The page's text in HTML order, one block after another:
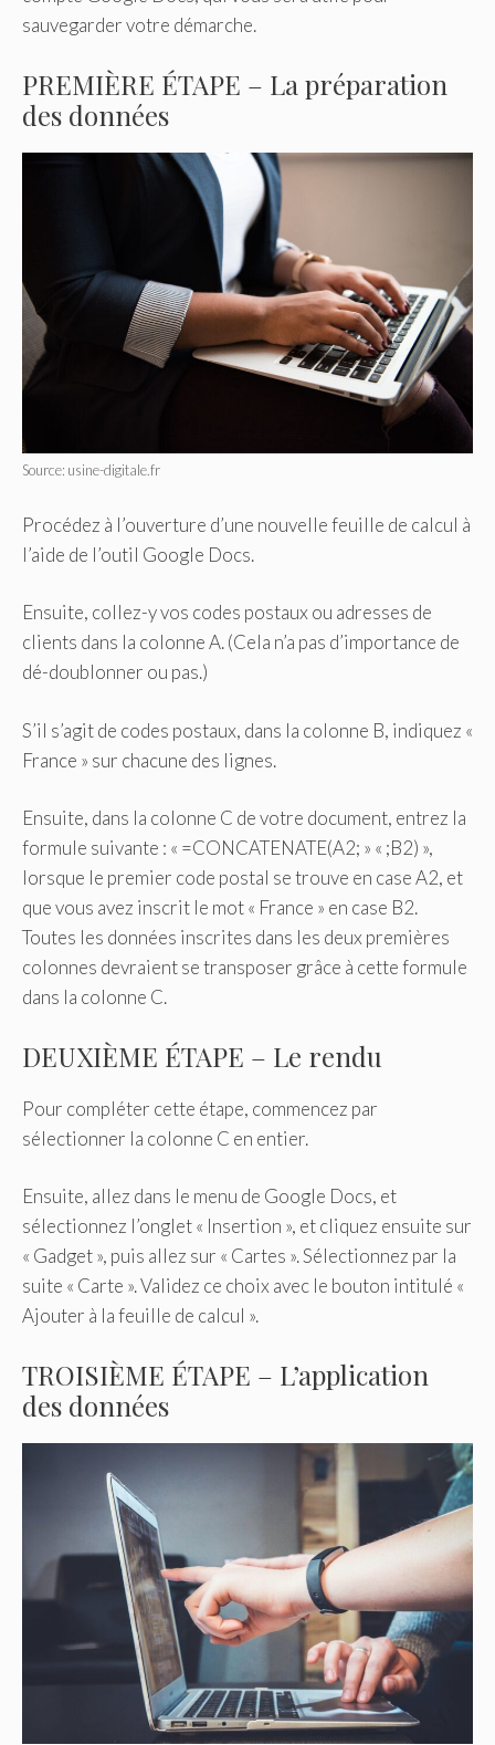
sauvegarder votre démarche.
PREMIÈRE ÉTAPE – La préparation
des données
Source: usine-digitale.fr
Procédez à l’ouverture d’une nouvelle feuille de calcul à
l’aide de l’outil Google Docs.
Ensuite, collez-y vos codes postaux ou adresses de
clients dans la colonne A. (Cela n’a pas d’importance de
dé-doublonner ou pas.)
S’il s’agit de codes postaux, dans la colonne B, indiquez «
France » sur chacune des lignes.
Ensuite, dans la colonne C de votre document, entrez la
formule suivante : « =CONCATENATE(A2; » « ;B2) »,
lorsque le premier code postal se trouve en case A2, et
que vous avez inscrit le mot « France » en case B2.
Toutes les données inscrites dans les deux premières
colonnes devraient se transposer grâce à cette formule
dans la colonne C.
DEUXIÈME ÉTAPE – Le rendu
Pour compléter cette étape, commencez par
sélectionner la colonne C en entier.
Ensuite, allez dans le menu de Google Docs, et
sélectionnez l’onglet « Insertion », et cliquez ensuite sur
« Gadget », puis allez sur « Cartes ». Sélectionnez par la
suite « Carte ». Validez ce choix avec le bouton intitulé «
Ajouter à la feuille de calcul ».
TROISIÈME ÉTAPE – L’application
des données